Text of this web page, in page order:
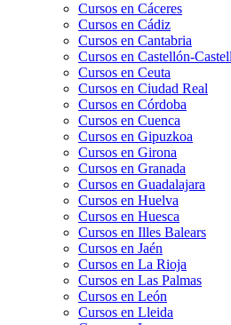
Cursos en Cáceres
Cursos en Cádiz
Cursos en Cantabria
Cursos en Castellón-
Cursos en Ceuta
Cursos en Ciudad Real
Cursos en Córdoba
Cursos en Cuenca
Cursos en Gipuzkoa
Cursos en Girona
Cursos en Granada
Cursos en Guadalajara
Cursos en Huelva
Cursos en Huesca
Cursos en Illes Balears
Cursos en Jaén
Cursos en La Rioja
Cursos en Las Palmas
Cursos en León
Cursos en Lleida